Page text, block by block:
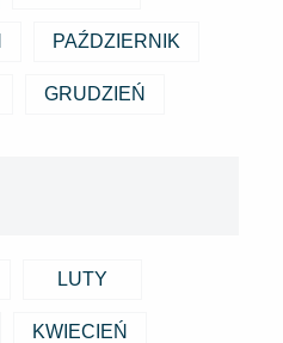
PAŹDZIERNIK
GRUDZIEŃ
LUTY
KWIECIEŃ